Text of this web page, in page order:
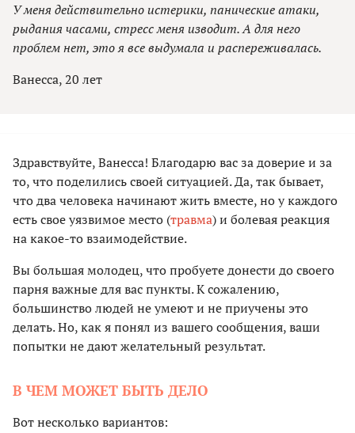
У меня действительно истерики, панические атаки,
рыдания часами, стресс меня изводит. А для него
проблем нет, это я все выдумала и распереживалась.
Ванесса, 20 лет
Здравствуйте, Ванесса! Благодарю вас за доверие и за
то, что поделились своей ситуацией. Да, так бывает,
что два человека начинают жить вместе, но у каждого
есть свое уязвимое место (травма) и болевая реакция
на какое-то взаимодействие.
Вы большая молодец, что пробуете донести до своего
парня важные для вас пункты. К сожалению,
большинство людей не умеют и не приучены это
делать. Но, как я понял из вашего сообщения, ваши
попытки не дают желательный результат.
В ЧЕМ МОЖЕТ БЫТЬ ДЕЛО
Вот несколько вариантов: